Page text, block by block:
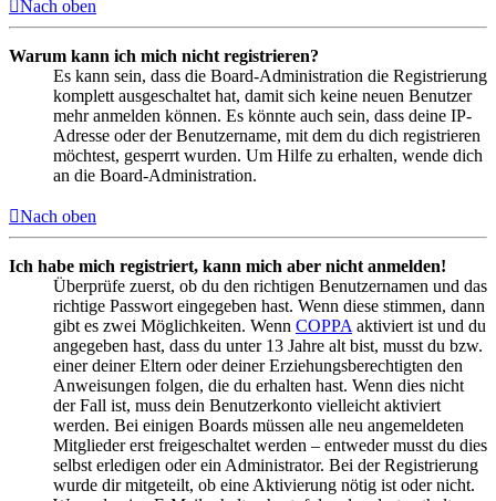
Nach oben
Warum kann ich mich nicht registrieren?
Es kann sein, dass die Board-Administration die Registrierung
komplett ausgeschaltet hat, damit sich keine neuen Benutzer
mehr anmelden können. Es könnte auch sein, dass deine IP-
Adresse oder der Benutzername, mit dem du dich registrieren
möchtest, gesperrt wurden. Um Hilfe zu erhalten, wende dich
an die Board-Administration.
Nach oben
Ich habe mich registriert, kann mich aber nicht anmelden!
Überprüfe zuerst, ob du den richtigen Benutzernamen und das
richtige Passwort eingegeben hast. Wenn diese stimmen, dann
gibt es zwei Möglichkeiten. Wenn COPPA aktiviert ist und du
angegeben hast, dass du unter 13 Jahre alt bist, musst du bzw.
einer deiner Eltern oder deiner Erziehungsberechtigten den
Anweisungen folgen, die du erhalten hast. Wenn dies nicht
der Fall ist, muss dein Benutzerkonto vielleicht aktiviert
werden. Bei einigen Boards müssen alle neu angemeldeten
Mitglieder erst freigeschaltet werden – entweder musst du dies
selbst erledigen oder ein Administrator. Bei der Registrierung
wurde dir mitgeteilt, ob eine Aktivierung nötig ist oder nicht.